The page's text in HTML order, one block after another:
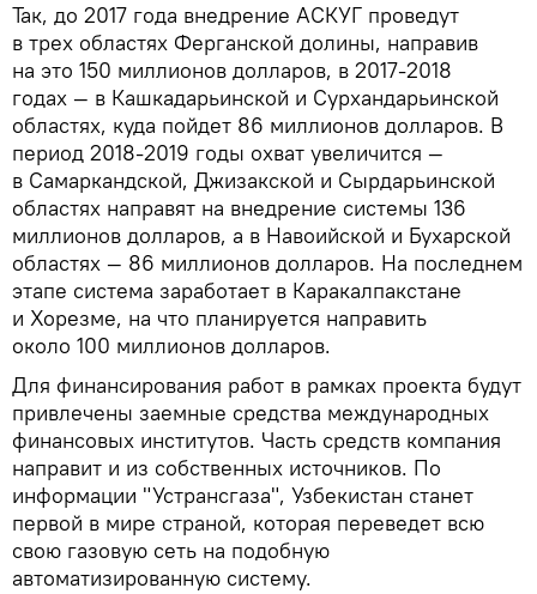
Так, до 2017 года внедрение АСКУГ проведут
в трех областях Ферганской долины, направив
на это 150 миллионов долларов, в 2017-2018
годах — в Кашкадарьинской и Сурхандарьинской
областях, куда пойдет 86 миллионов долларов. В
период 2018-2019 годы охват увеличится —
в Самаркандской, Джизакской и Сырдарьинской
областях направят на внедрение системы 136
миллионов долларов, а в Навоийской и Бухарской
областях — 86 миллионов долларов. На последнем
этапе система заработает в Каракалпакстане
и Хорезме, на что планируется направить
около 100 миллионов долларов.
Для финансирования работ в рамках проекта будут
привлечены заемные средства международных
финансовых институтов. Часть средств компания
направит и из собственных источников. По
информации "Устрансгаза", Узбекистан станет
первой в мире страной, которая переведет всю
свою газовую сеть на подобную
автоматизированную систему.